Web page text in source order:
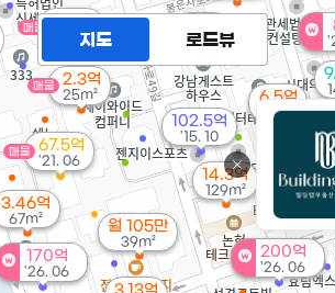
67.5억
'21. 06
매물
23억
'06. 12
매물
200억
'26. 06
170억
'26. 06
26m²
2.3억
25m²
매물
3.13억
월 105만
39m²
3.46억
67m²
14.3억
129m²
6.5억
167m²
102.5억
'15. 10
지도 로드뷰